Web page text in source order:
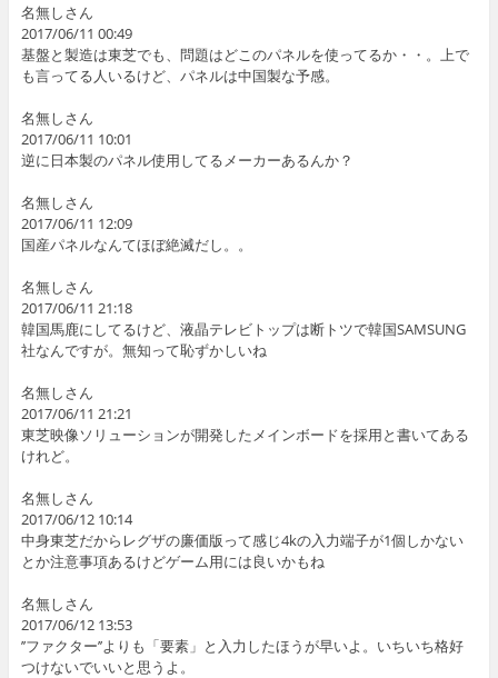
名無しさん
2017/06/11 00:49
基盤と製造は東芝でも、問題はどこのパネルを使ってるか・・。上で
も言ってる人いるけど、パネルは中国製な予感。
名無しさん
2017/06/11 10:01
逆に日本製のパネル使用してるメーカーあるんか？
名無しさん
2017/06/11 12:09
国産パネルなんてほぼ絶滅だし。。
名無しさん
2017/06/11 21:18
韓国馬鹿にしてるけど、液晶テレビトップは断トツで韓国SAMSUNG
社なんですが。無知って恥ずかしいね
名無しさん
2017/06/11 21:21
東芝映像ソリューションが開発したメインボードを採用と書いてある
けれど。
名無しさん
2017/06/12 10:14
中身東芝だからレグザの廉価版って感じ4kの入力端子が1個しかない
とか注意事項あるけどゲーム用には良いかもね
名無しさん
2017/06/12 13:53
’’ファクター’’よりも「要素」と入力したほうが早いよ。いちいち格好
つけないでいいと思うよ。